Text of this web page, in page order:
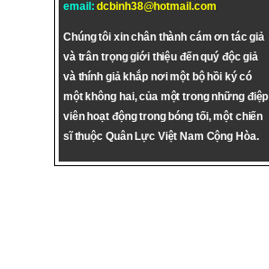
email:dcbinh38@hotmail.com
Chúng tôi xin chân thành cám ơn tác giả
và trân trọng giới thiệu đến quý độc giả
và thính giả khắp nơi một bộ hồi ký có
một không hai, của một trong những điệp
viên hoạt động trong bóng tối, một chiến
sĩ thuộc Quân Lực Việt Nam Cộng Hòa.